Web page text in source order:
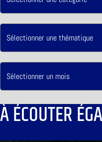
À ÉCOUTER